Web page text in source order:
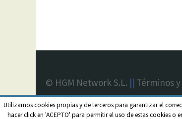
Utilizamos cookies propias y de terceros para garantizar el
hacer click en 'ACEPTO' para permitir el uso de estas cookies o
© HGM Network S.L. || Términos